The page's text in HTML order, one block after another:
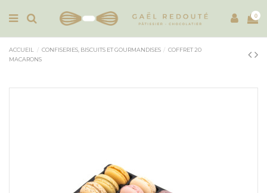
0
ACCUEIL CONFISERIES, BISCUITS ET GOURMANDISES
COFFRET 20
MACARONS